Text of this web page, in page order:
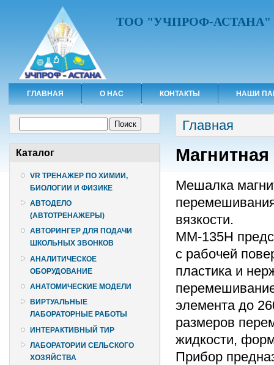
ТОО "УЧПРОФ-АСТАНА"
ГЛАВНАЯ О НАС КОНТАКТЫ НАШИ
Каталог
VR ТРЕНАЖЕР ПО ХИМИИ,
БИОЛОГИИ И ФИЗИКЕ
АВТОДЕЛО
(АВТОТРЕНАЖЕРЫ)
АВТОРИНГЕР ДЛЯ ПОДАЧИ
ШКОЛЬНЫХ ЗВОНКОВ
АНАЛИТИЧЕСКОЕ
ОБОРУДОВАНИЕ
АНАТОМИЧЕСКИЕ МОДЕЛИ
ВИРТУАЛЬНЫЕ
ЛАБОРАТОРНЫЕ РАБОТЫ
ИНТЕРАКТИВНЫЙ ТИР
ЛАБОРАТОРИИ СЕЛЬСКОГО
ХОЗЯЙСТВА
Вы здесь
Главная
Мешалка
вязкости.
ММ-135Н
с рабочей
пластика и
элемента до
размеров
жидкости,
Прибор